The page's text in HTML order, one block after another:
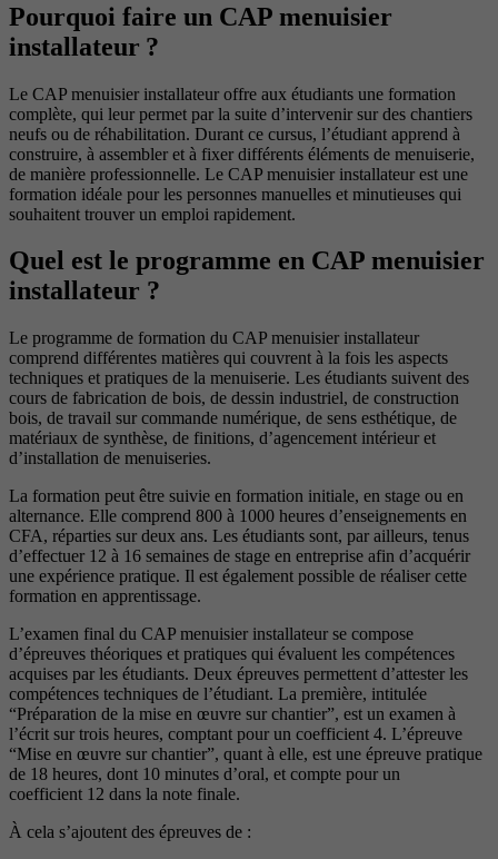
Pourquoi faire un CAP menuisier
installateur ?
Le CAP menuisier installateur offre aux étudiants une formation
complète, qui leur permet par la suite d’intervenir sur des chantiers
neufs ou de réhabilitation. Durant ce cursus, l’étudiant apprend à
construire, à assembler et à fixer différents éléments de menuiserie,
de manière professionnelle. Le CAP menuisier installateur est une
formation idéale pour les personnes manuelles et minutieuses qui
souhaitent trouver un emploi rapidement.
Quel est le programme en CAP menuisier
installateur ?
Le programme de formation du CAP menuisier installateur
comprend différentes matières qui couvrent à la fois les aspects
techniques et pratiques de la menuiserie. Les étudiants suivent des
cours de fabrication de bois, de dessin industriel, de construction
bois, de travail sur commande numérique, de sens esthétique, de
matériaux de synthèse, de finitions, d’agencement intérieur et
d’installation de menuiseries.
La formation peut être suivie en formation initiale, en stage ou en
alternance. Elle comprend 800 à 1000 heures d’enseignements en
CFA, réparties sur deux ans. Les étudiants sont, par ailleurs, tenus
d’effectuer 12 à 16 semaines de stage en entreprise afin d’acquérir
une expérience pratique. Il est également possible de réaliser cette
formation en apprentissage.
L’examen final du CAP menuisier installateur se compose
d’épreuves théoriques et pratiques qui évaluent les compétences
acquises par les étudiants. Deux épreuves permettent d’attester les
compétences techniques de l’étudiant. La première, intitulée
“Préparation de la mise en œuvre sur chantier”, est un examen à
l’écrit sur trois heures, comptant pour un coefficient 4. L’épreuve
“Mise en œuvre sur chantier”, quant à elle, est une épreuve pratique
de 18 heures, dont 10 minutes d’oral, et compte pour un
coefficient 12 dans la note finale.
À cela s’ajoutent des épreuves de :